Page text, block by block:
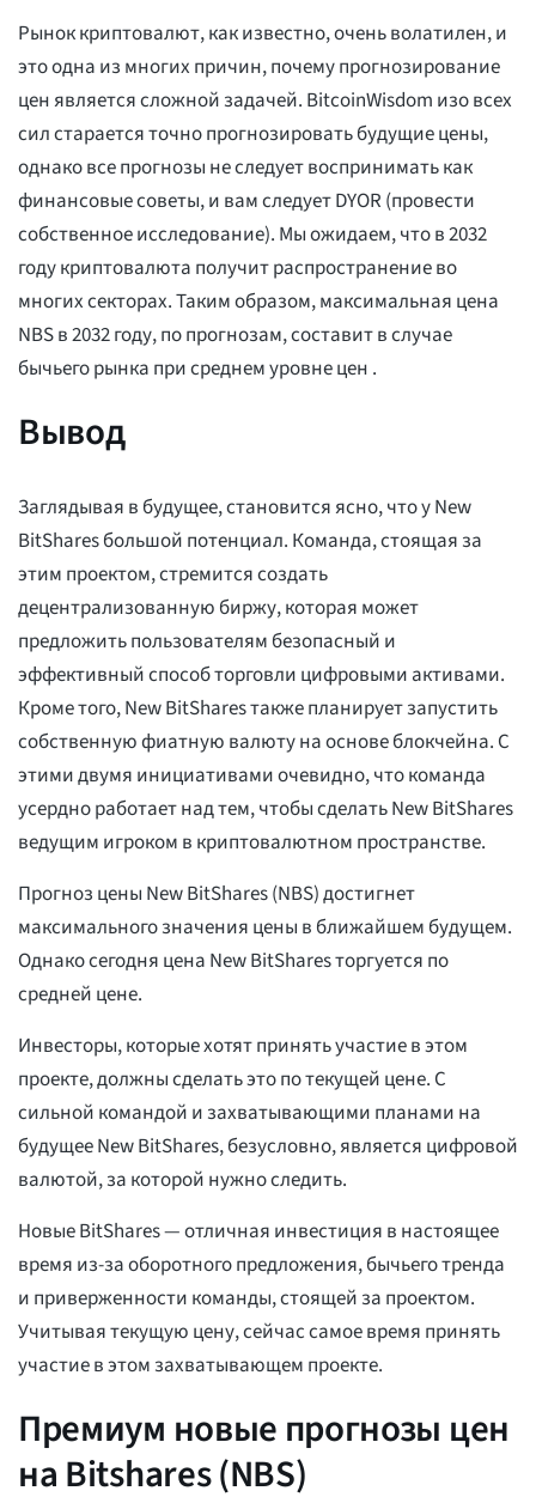
Рынок криптовалют, как известно, очень волатилен, и
это одна из многих причин, почему прогнозирование
цен является сложной задачей. BitcoinWisdom изо всех
сил старается точно прогнозировать будущие цены,
однако все прогнозы не следует воспринимать как
финансовые советы, и вам следует DYOR (провести
собственное исследование). Мы ожидаем, что в 2032
году криптовалюта получит распространение во
многих секторах. Таким образом, максимальная цена
NBS в 2032 году, по прогнозам, составитв случае
бычьего рынка при среднем уровне цен .
Вывод
Заглядывая в будущее, становится ясно, что у New
BitShares большой потенциал. Команда, стоящая за
этим проектом, стремится создать
децентрализованную биржу, которая может
предложить пользователям безопасный и
эффективный способ торговли цифровыми активами.
Кроме того, New BitShares также планирует запустить
собственную фиатную валюту на основе блокчейна. С
этими двумя инициативами очевидно, что команда
усердно работает над тем, чтобы сделать New BitShares
ведущим игроком в криптовалютном пространстве.
Прогноз цены New BitShares (NBS) достигнет
максимального значения цены в ближайшем будущем.
Однако сегодня цена New BitShares торгуется по
средней цене.
Инвесторы, которые хотят принять участие в этом
проекте, должны сделать это по текущей цене. С
сильной командой и захватывающими планами на
будущее New BitShares, безусловно, является цифровой
валютой, за которой нужно следить.
Новые BitShares — отличная инвестиция в настоящее
время из-за оборотного предложения, бычьего тренда
и приверженности команды, стоящей за проектом.
Учитывая текущую цену, сейчас самое время принять
участие в этом захватывающем проекте.
Премиум новые прогнозы цен
на Bitshares (NBS)